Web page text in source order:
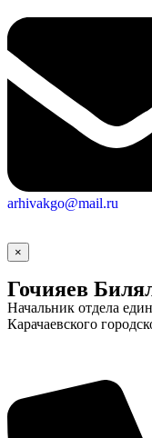
arhivakgo@mail.ru
×
Гочияев
Начальник отдела
Карачаевского